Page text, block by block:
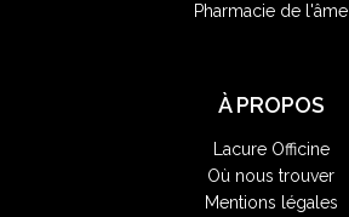
Pharmacie de l'âme
À PROPOS
Lacure Officine
Où nous trouver
Mentions légales